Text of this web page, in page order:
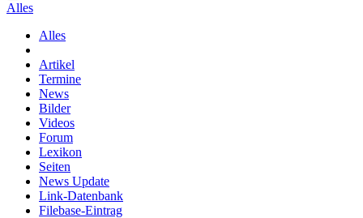
Alles
Alles
Artikel
Termine
News
Bilder
Videos
Forum
Lexikon
Seiten
News Update
Link-Datenbank
Filebase-Eintrag